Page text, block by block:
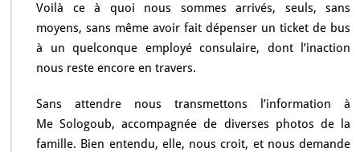
Voilà ce à quoi nous sommes arrivés, seuls, sans
moyens, sans même avoir fait dépenser un ticket de bus
à un quelconque employé consulaire, dont l’inaction
nous reste encore en travers.
Sans attendre nous transmettons l’information à
Me Sologoub, accompagnée de diverses photos de la
famille. Bien entendu, elle, nous croit, et nous demande